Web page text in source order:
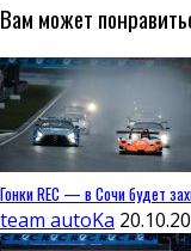
Вам может
Гонки REC — в Сочи будет
team autoKa